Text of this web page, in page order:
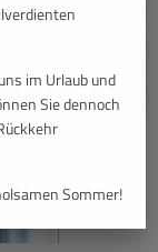
im Urlaub und
Sie dennoch
Sommer!